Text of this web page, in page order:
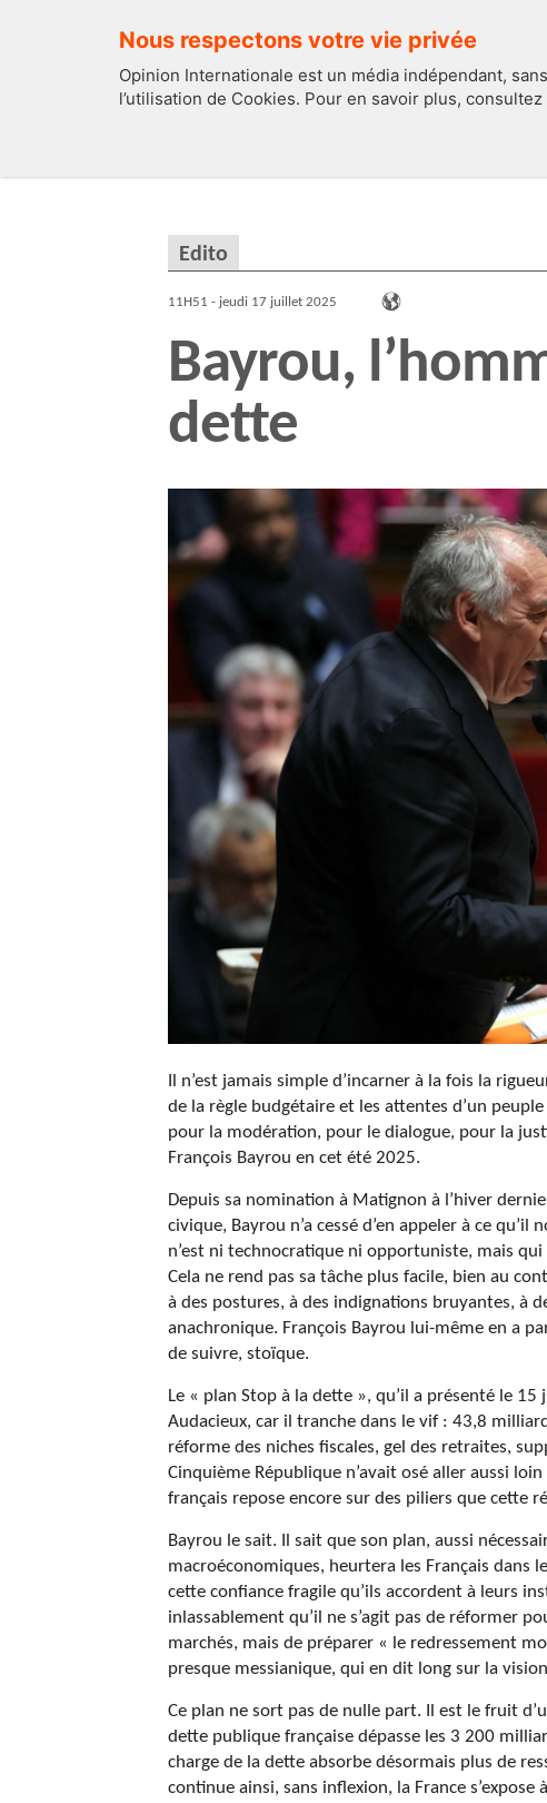
Nous respectons votre vie privée
Opinion Internationale est un média indépendant,
l’utilisation de Cookies. Pour en savoir plus,
Edito
11H51 - jeudi 17 juillet 2025
Bayrou,
dette
Il n’est jamais simple d’incarner à la fois la
de la règle budgétaire et les attentes d’un
pour la modération, pour le dialogue, pour la
François Bayrou en cet été 2025.
Depuis sa nomination à Matignon à l’hiver
civique, Bayrou n’a cessé d’en appeler à ce
n’est ni technocratique ni opportuniste, mais
Cela ne rend pas sa tâche plus facile, bien au
à des postures, à des indignations bruyantes, à
anachronique. François Bayrou lui-même en a
de suivre, stoïque.
Le « plan Stop à la dette », qu’il a présenté le
Audacieux, car il tranche dans le vif : 43,8
réforme des niches fiscales, gel des retraites,
Cinquième République n’avait osé aller aussi
français repose encore sur des piliers que cette
Bayrou le sait. Il sait que son plan, aussi
macroéconomiques, heurtera les Français dans
cette confiance fragile qu’ils accordent à leurs
inlassablement qu’il ne s’agit pas de réformer
marchés, mais de préparer « le redressement
presque messianique, qui en dit long sur la
Ce plan ne sort pas de nulle part. Il est le fruit
dette publique française dépasse les 3 200
charge de la dette absorbe désormais plus de
continue ainsi, sans inflexion, la France